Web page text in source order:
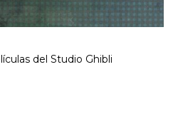
del Studio Ghibli